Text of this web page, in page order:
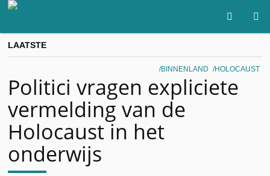
LAATSTE
BINNENLAND HOLOCAUST
Politici vragen expliciete
vermelding van de
Holocaust in het
onderwijs